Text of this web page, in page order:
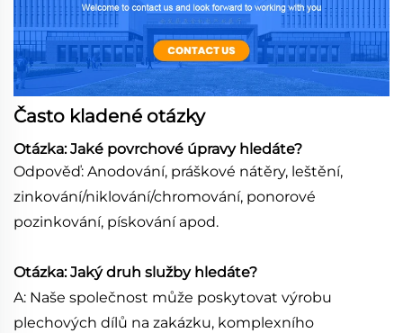
Často kladené otázky
Otázka: Jaké povrchové úpravy hledáte?
Odpověď: Anodování, práškové nátěry, leštění,
zinkování/niklování/chromování, ponorové
pozinkování, pískování apod.
Otázka: Jaký druh služby hledáte?
A: Naše společnost může poskytovat výrobu
plechových dílů na zakázku, komplexního